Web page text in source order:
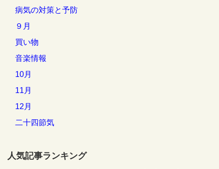
病気の対策と予防
９月
買い物
音楽情報
10月
11月
12月
二十四節気
人気記事ランキング